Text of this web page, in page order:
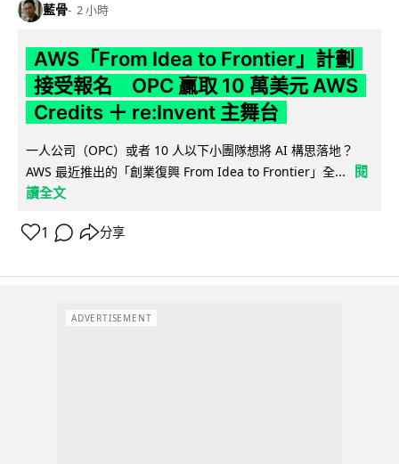
藍骨 2 小時
AWS「From Idea to Frontier」計劃
接受報名 OPC 贏取 10 萬美元 AWS
Credits ＋ re:Invent 主舞台
一人公司（OPC）或者 10 人以下小團隊想將 AI 構思落地？
AWS 最近推出的「創業復興 From Idea to Frontier」全...
閱
讀全文
1 分享
ADVERTISEMENT